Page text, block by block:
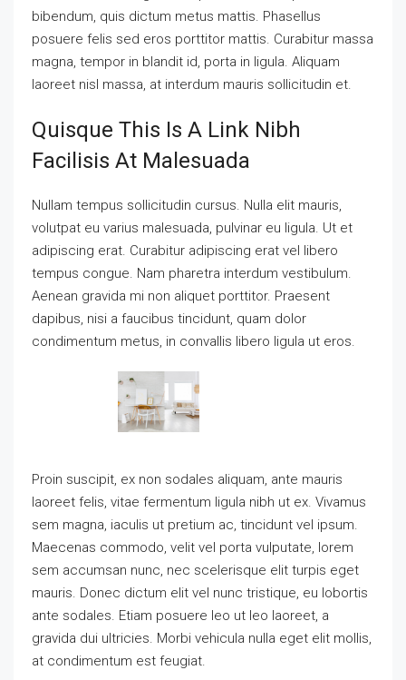
bibendum, quis dictum metus mattis. Phasellus
posuere felis sed eros porttitor mattis. Curabitur massa
magna, tempor in blandit id, porta in ligula. Aliquam
laoreet nisl massa, at interdum mauris sollicitudin et.
Quisque This Is A Link Nibh
Facilisis At Malesuada
Nullam tempus sollicitudin cursus. Nulla elit mauris,
volutpat eu varius malesuada, pulvinar eu ligula. Ut et
adipiscing erat. Curabitur adipiscing erat vel libero
tempus congue. Nam pharetra interdum vestibulum.
Aenean gravida mi non aliquet porttitor. Praesent
dapibus, nisi a faucibus tincidunt, quam dolor
condimentum metus, in convallis libero ligula ut eros.
Proin suscipit, ex non sodales aliquam, ante mauris
laoreet felis, vitae fermentum ligula nibh ut ex. Vivamus
sem magna, iaculis ut pretium ac, tincidunt vel ipsum.
Maecenas commodo, velit vel porta vulputate, lorem
sem accumsan nunc, nec scelerisque elit turpis eget
mauris. Donec dictum elit vel nunc tristique, eu lobortis
ante sodales. Etiam posuere leo ut leo laoreet, a
gravida dui ultricies. Morbi vehicula nulla eget elit mollis,
at condimentum est feugiat.